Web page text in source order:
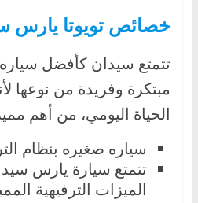
خصائص تويوتا يارس
تتمتع سيدان كأفضل
مبتكرة وفريدة من نوعها
الحياة اليومي، من أهم
سياره صغيره بنظام
الميزات الترفيهية